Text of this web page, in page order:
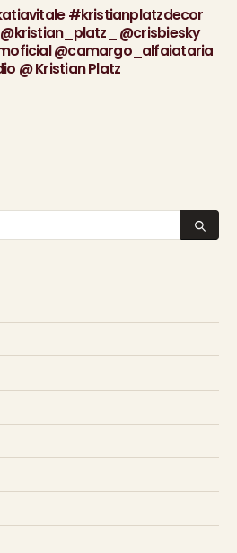
#kristianplatzdecor
@crisbiesky
@camargo_alfaiataria
@ Kristian Platz